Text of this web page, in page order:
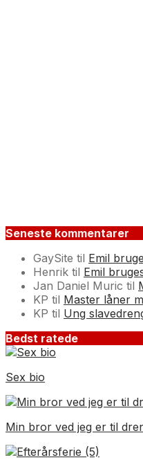
Seneste kommentarer
GaySite til Emil
Henrik til Emil
Jan Daniel Muric til
KP til Master låner
KP til Ung
Bedst ratede
Sex bio
Min bror ved jeg er til